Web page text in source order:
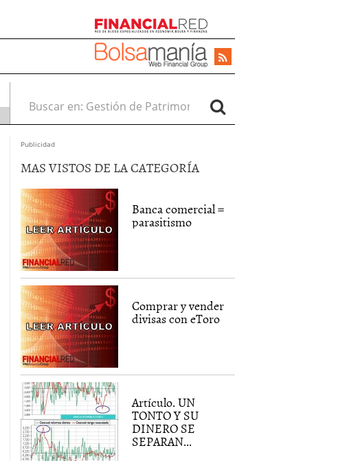
Buscar en:
Publicidad
MAS VISTOS DE LA CATEGORÍA
Banca comercial =
parasitismo
Comprar y vender
divisas con eToro
Artículo. UN
TONTO Y SU
DINERO SE
SEPARAN...